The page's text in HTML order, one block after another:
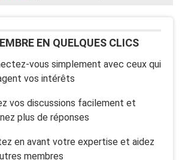
EN QUELQUES CLICS
vous simplement avec ceux qui
vos intérêts
vos discussions facilement et
plus de réponses
en avant votre expertise et aidez
membres